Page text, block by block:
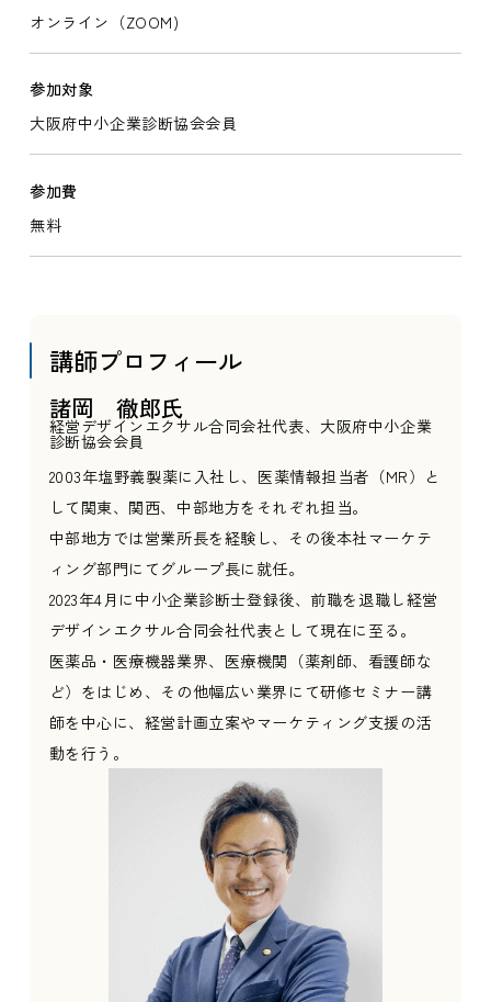
オンライン（ZOOM)
参加対象
大阪府中小企業診断協会会員
参加費
無料
講師プロフィール
諸岡 徹郎氏
経営デザインエクサル合同会社代表、大阪府中小企業
診断協会会員
2003年塩野義製薬に入社し、医薬情報担当者（MR）と
して関東、関西、中部地方をそれぞれ担当。
中部地方では営業所長を経験し、その後本社マーケテ
ィング部門にてグループ長に就任。
2023年4月に中小企業診断士登録後、前職を退職し経営
デザインエクサル合同会社代表として現在に至る。
医薬品・医療機器業界、医療機関（薬剤師、看護師な
ど）をはじめ、その他幅広い業界にて研修セミナー講
師を中心に、経営計画立案やマーケティング支援の活
動を行う。